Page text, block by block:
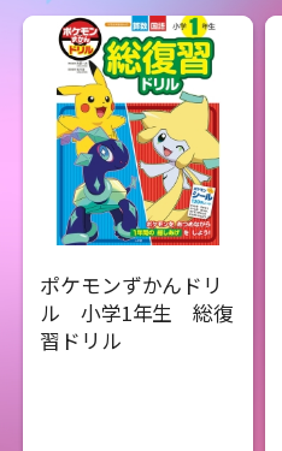
ポケモンずかんドリ
ル 小学1年生 総復
習ドリル